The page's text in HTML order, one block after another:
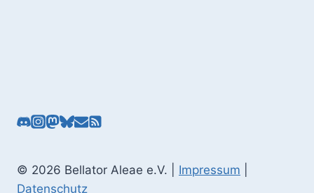
© 2026 Bellator Aleae e.V. | Impressum
Datenschutz